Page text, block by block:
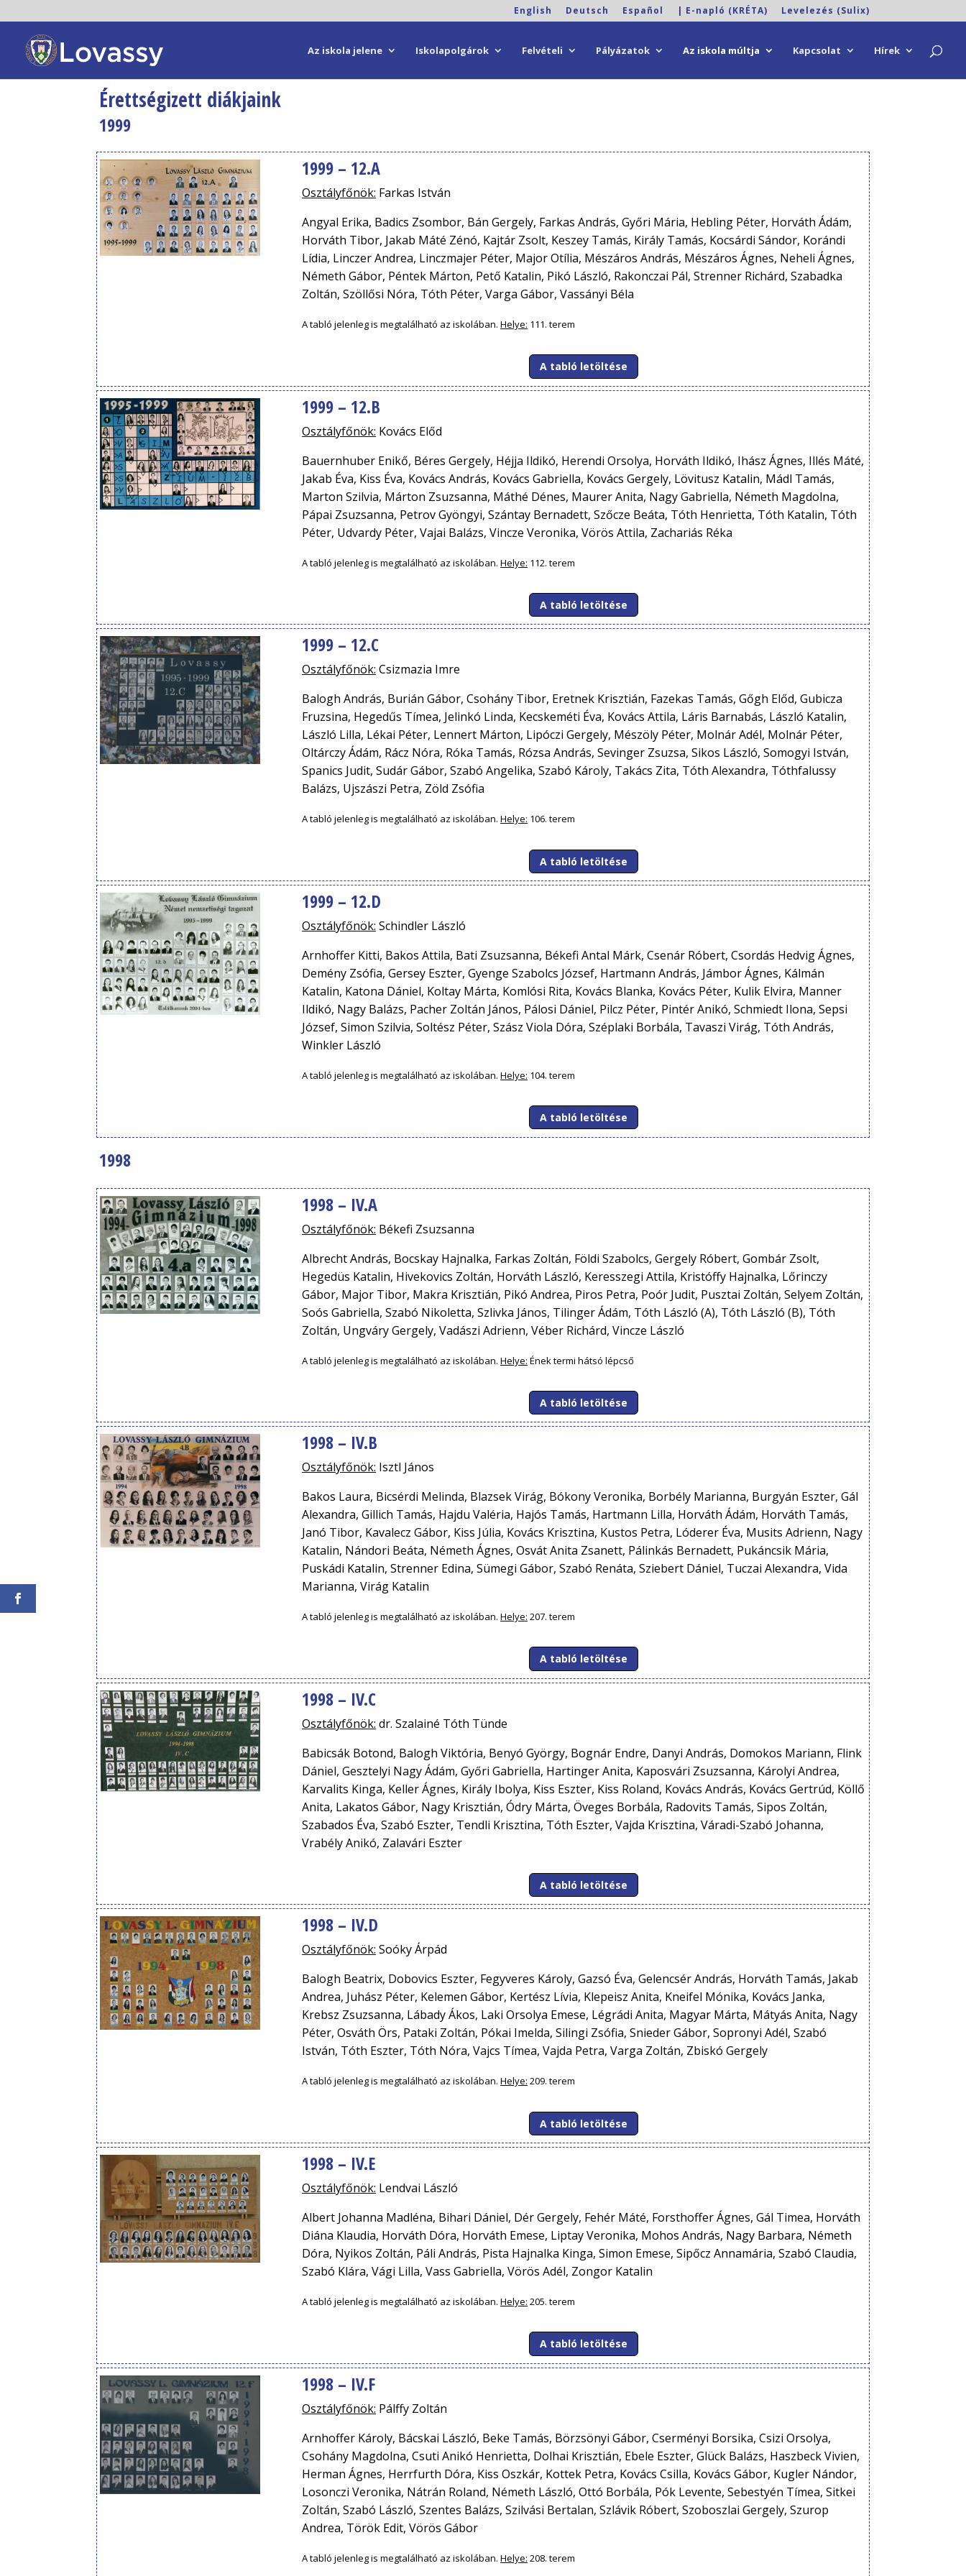
English Deutsch Español | E-napló (KRÉTA) Levelezés (Sulix)
Az iskola jelene Iskolapolgárok Felvételi Pályázatok Az iskola múltja Kapcsolat Hírek
Érettségizett diákjaink
1999
1999 – 12.A
Osztályfőnök: Farkas István
Angyal Erika, Badics Zsombor, Bán Gergely, Farkas András, Győri Mária, Hebling Péter, Horváth Ádám,
Horváth Tibor, Jakab Máté Zénó, Kajtár Zsolt, Keszey Tamás, Király Tamás, Kocsárdi Sándor, Korándi
Lídia, Linczer Andrea, Linczmajer Péter, Major Otília, Mészáros András, Mészáros Ágnes, Neheli Ágnes,
Németh Gábor, Péntek Márton, Pető Katalin, Pikó László, Rakonczai Pál, Strenner Richárd, Szabadka
Zoltán, Szöllősi Nóra, Tóth Péter, Varga Gábor, Vassányi Béla
A tabló jelenleg is megtalálható az iskolában.Helye: 111. terem
A tabló letöltése
1999 – 12.B
Osztályfőnök: Kovács Előd
Bauernhuber Enikő, Béres Gergely, Héjja Ildikó, Herendi Orsolya, Horváth Ildikó, Ihász Ágnes, Illés Máté,
Jakab Éva, Kiss Éva, Kovács András, Kovács Gabriella, Kovács Gergely, Lövitusz Katalin, Mádl Tamás,
Marton Szilvia, Márton Zsuzsanna, Máthé Dénes, Maurer Anita, Nagy Gabriella, Németh Magdolna,
Pápai Zsuzsanna, Petrov Gyöngyi, Szántay Bernadett, Szőcze Beáta, Tóth Henrietta, Tóth Katalin, Tóth
Péter, Udvardy Péter, Vajai Balázs, Vincze Veronika, Vörös Attila, Zachariás Réka
A tabló jelenleg is megtalálható az iskolában.Helye: 112. terem
A tabló letöltése
1999 – 12.C
Osztályfőnök: Csizmazia Imre
Balogh András, Burián Gábor, Csohány Tibor, Eretnek Krisztián, Fazekas Tamás, Gőgh Előd, Gubicza
Fruzsina, Hegedűs Tímea, Jelinkó Linda, Kecskeméti Éva, Kovács Attila, Láris Barnabás, László Katalin,
László Lilla, Lékai Péter, Lennert Márton, Lipóczi Gergely, Mészöly Péter, Molnár Adél, Molnár Péter,
Oltárczy Ádám, Rácz Nóra, Róka Tamás, Rózsa András, Sevinger Zsuzsa, Sikos László, Somogyi István,
Spanics Judit, Sudár Gábor, Szabó Angelika, Szabó Károly, Takács Zita, Tóth Alexandra, Tóthfalussy
Balázs, Ujszászi Petra, Zöld Zsófia
A tabló jelenleg is megtalálható az iskolában.Helye: 106. terem
A tabló letöltése
1999 – 12.D
Osztályfőnök: Schindler László
Arnhoffer Kitti, Bakos Attila, Bati Zsuzsanna, Békefi Antal Márk, Csenár Róbert, Csordás Hedvig Ágnes,
Demény Zsófia, Gersey Eszter, Gyenge Szabolcs József, Hartmann András, Jámbor Ágnes, Kálmán
Katalin, Katona Dániel, Koltay Márta, Komlósi Rita, Kovács Blanka, Kovács Péter, Kulik Elvira, Manner
Ildikó, Nagy Balázs, Pacher Zoltán János, Pálosi Dániel, Pilcz Péter, Pintér Anikó, Schmiedt Ilona, Sepsi
József, Simon Szilvia, Soltész Péter, Szász Viola Dóra, Széplaki Borbála, Tavaszi Virág, Tóth András,
Winkler László
A tabló jelenleg is megtalálható az iskolában.Helye: 104. terem
A tabló letöltése
1998
1998 – IV.A
Osztályfőnök: Békefi Zsuzsanna
Albrecht András, Bocskay Hajnalka, Farkas Zoltán, Földi Szabolcs, Gergely Róbert, Gombár Zsolt,
Hegedüs Katalin, Hivekovics Zoltán, Horváth László, Keresszegi Attila, Kristóffy Hajnalka, Lőrinczy
Gábor, Major Tibor, Makra Krisztián, Pikó Andrea, Piros Petra, Poór Judit, Pusztai Zoltán, Selyem Zoltán,
Soós Gabriella, Szabó Nikoletta, Szlivka János, Tilinger Ádám, Tóth László (A), Tóth László (B), Tóth
Zoltán, Ungváry Gergely, Vadászi Adrienn, Véber Richárd, Vincze László
A tabló jelenleg is megtalálható az iskolában.Helye: Ének termi hátsó lépcső
A tabló letöltése
1998 – IV.B
Osztályfőnök: Isztl János
Bakos Laura, Bicsérdi Melinda, Blazsek Virág, Bókony Veronika, Borbély Marianna, Burgyán Eszter, Gál
Alexandra, Gillich Tamás, Hajdu Valéria, Hajós Tamás, Hartmann Lilla, Horváth Ádám, Horváth Tamás,
Janó Tibor, Kavalecz Gábor, Kiss Júlia, Kovács Krisztina, Kustos Petra, Lóderer Éva, Musits Adrienn, Nagy
Katalin, Nándori Beáta, Németh Ágnes, Osvát Anita Zsanett, Pálinkás Bernadett, Pukáncsik Mária,
Puskádi Katalin, Strenner Edina, Sümegi Gábor, Szabó Renáta, Sziebert Dániel, Tuczai Alexandra, Vida
Marianna, Virág Katalin
A tabló jelenleg is megtalálható az iskolában.Helye: 207. terem
A tabló letöltése
1998 – IV.C
Osztályfőnök: dr. Szalainé Tóth Tünde
Babicsák Botond, Balogh Viktória, Benyó György, Bognár Endre, Danyi András, Domokos Mariann, Flink
Dániel, Gesztelyi Nagy Ádám, Győri Gabriella, Hartinger Anita, Kaposvári Zsuzsanna, Károlyi Andrea,
Karvalits Kinga, Keller Ágnes, Király Ibolya, Kiss Eszter, Kiss Roland, Kovács András, Kovács Gertrúd, Köllő
Anita, Lakatos Gábor, Nagy Krisztián, Ódry Márta, Öveges Borbála, Radovits Tamás, Sipos Zoltán,
Szabados Éva, Szabó Eszter, Tendli Krisztina, Tóth Eszter, Vajda Krisztina, Váradi-Szabó Johanna,
Vrabély Anikó, Zalavári Eszter
A tabló letöltése
1998 – IV.D
Osztályfőnök: Soóky Árpád
Balogh Beatrix, Dobovics Eszter, Fegyveres Károly, Gazsó Éva, Gelencsér András, Horváth Tamás, Jakab
Andrea, Juhász Péter, Kelemen Gábor, Kertész Lívia, Klepeisz Anita, Kneifel Mónika, Kovács Janka,
Krebsz Zsuzsanna, Lábady Ákos, Laki Orsolya Emese, Légrádi Anita, Magyar Márta, Mátyás Anita, Nagy
Péter, Osváth Örs, Pataki Zoltán, Pókai Imelda, Silingi Zsófia, Snieder Gábor, Sopronyi Adél, Szabó
István, Tóth Eszter, Tóth Nóra, Vajcs Tímea, Vajda Petra, Varga Zoltán, Zbiskó Gergely
A tabló jelenleg is megtalálható az iskolában.Helye: 209. terem
A tabló letöltése
1998 – IV.E
Osztályfőnök: Lendvai László
Albert Johanna Madléna, Bihari Dániel, Dér Gergely, Fehér Máté, Forsthoffer Ágnes, Gál Timea, Horváth
Diána Klaudia, Horváth Dóra, Horváth Emese, Liptay Veronika, Mohos András, Nagy Barbara, Németh
Dóra, Nyikos Zoltán, Páli András, Pista Hajnalka Kinga, Simon Emese, Sipőcz Annamária, Szabó Claudia,
Szabó Klára, Vági Lilla, Vass Gabriella, Vörös Adél, Zongor Katalin
A tabló jelenleg is megtalálható az iskolában.Helye: 205. terem
A tabló letöltése
1998 – IV.F
Osztályfőnök: Pálffy Zoltán
Arnhoffer Károly, Bácskai László, Beke Tamás, Börzsönyi Gábor, Cserményi Borsika, Csizi Orsolya,
Csohány Magdolna, Csuti Anikó Henrietta, Dolhai Krisztián, Ebele Eszter, Glück Balázs, Haszbeck Vivien,
Herman Ágnes, Herrfurth Dóra, Kiss Oszkár, Kottek Petra, Kovács Csilla, Kovács Gábor, Kugler Nándor,
Losonczi Veronika, Nátrán Roland, Németh László, Ottó Borbála, Pók Levente, Sebestyén Tímea, Sitkei
Zoltán, Szabó László, Szentes Balázs, Szilvási Bertalan, Szlávik Róbert, Szoboszlai Gergely, Szurop
Andrea, Török Edit, Vörös Gábor
A tabló jelenleg is megtalálható az iskolában.Helye: 208. terem